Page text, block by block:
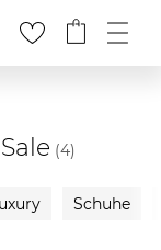
(4)
Schuhe